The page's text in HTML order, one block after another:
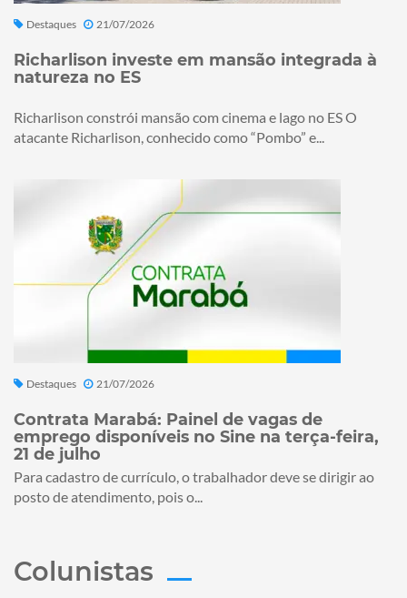
Destaques 21/07/2026
Richarlison investe em mansão integrada à
natureza no ES
Richarlison constrói mansão com cinema e lago no ES O
atacante Richarlison, conhecido como “Pombo” e...
Destaques 21/07/2026
Contrata Marabá: Painel de vagas de
emprego disponíveis no Sine na terça-feira,
21 de julho
Para cadastro de currículo, o trabalhador deve se dirigir ao
posto de atendimento, pois o...
Colunistas